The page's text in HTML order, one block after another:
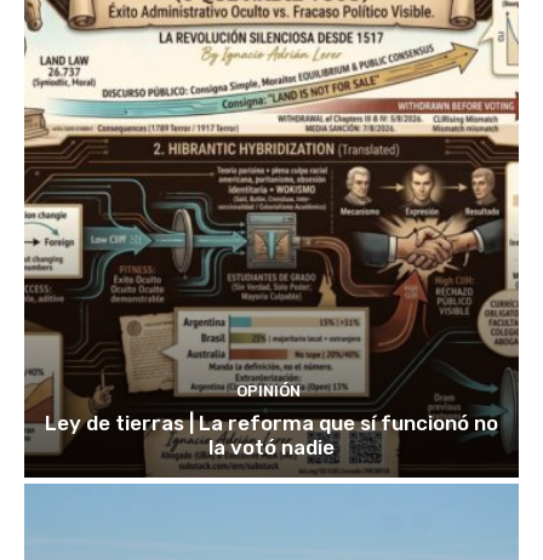
OPINIÓN
Ley de tierras | La reforma que sí funcionó no
la votó nadie